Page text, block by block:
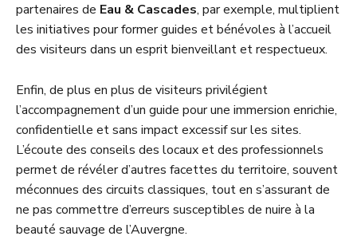
partenaires de Eau & Cascades, par exemple, multiplient
les initiatives pour former guides et bénévoles à l’accueil
des visiteurs dans un esprit bienveillant et respectueux.
Enfin, de plus en plus de visiteurs privilégient
l’accompagnement d’un guide pour une immersion enrichie,
confidentielle et sans impact excessif sur les sites.
L’écoute des conseils des locaux et des professionnels
permet de révéler d’autres facettes du territoire, souvent
méconnues des circuits classiques, tout en s’assurant de
ne pas commettre d’erreurs susceptibles de nuire à la
beauté sauvage de l’Auvergne.